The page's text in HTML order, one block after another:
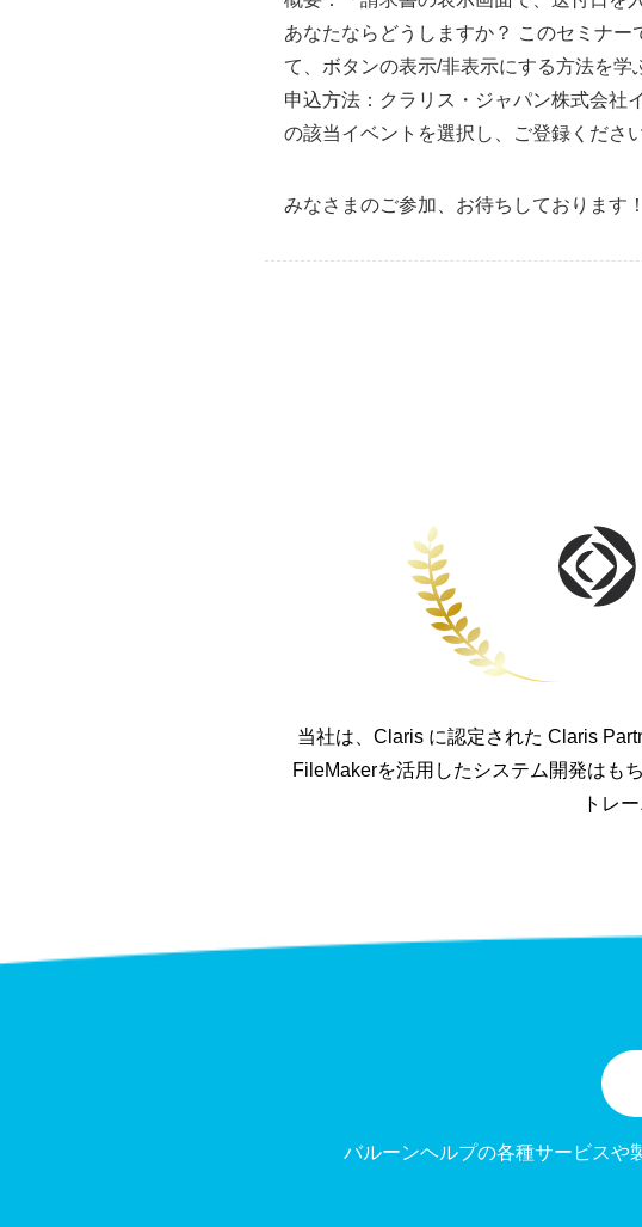
あなたならどうしますか？ このセミナ
て、ボタンの表示/非表示にする方法を学
申込方法：クラリス・ジャパン株式会社
の該当イベントを選択し、ご登録くださ
みなさまのご参加、お待ちしております！
当社は、Claris に認定された Claris
FileMakerを活用したシステム開発はも
トレ
バルーンヘルプの各種サービスや